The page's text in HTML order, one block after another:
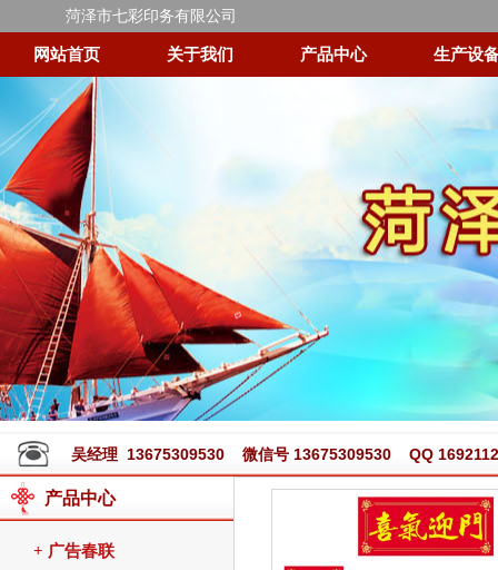
菏泽市七彩印务有限公司
网站首页 关于我们 产品中心 生产设
吴经理 13675309530 微信号 13675309530 QQ
产品中心
+ 广告春联